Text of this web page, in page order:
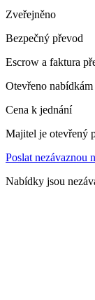
Zveřejněno
Bezpečný převod
Escrow a faktura
Otevřeno nabídkám
Cena k jednání
Majitel je otevřený
Poslat nezávaznou
Nabídky jsou